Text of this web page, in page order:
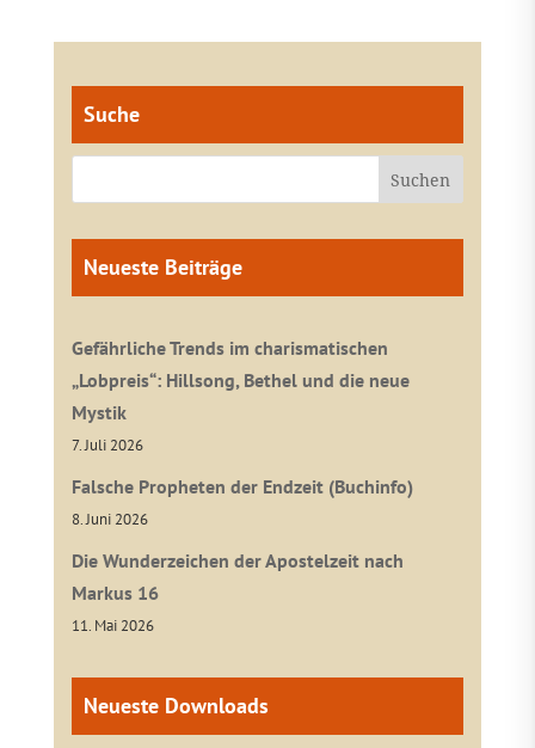
Suche
Neueste Beiträge
Gefährliche Trends im charismatischen
„Lobpreis“: Hillsong, Bethel und die neue
Mystik
7. Juli 2026
Falsche Propheten der Endzeit (Buchinfo)
8. Juni 2026
Die Wunderzeichen der Apostelzeit nach
Markus 16
11. Mai 2026
Neueste Downloads